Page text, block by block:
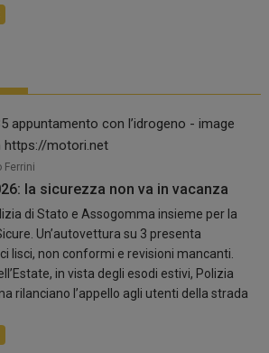
Ferrini
la sicurezza non va in vacanza
di Stato e Assogomma insieme per la
Un’autovettura su 3 presenta
lisci, non conformi e revisioni mancanti.
in vista degli esodi estivi, Polizia
rilanciano l’appello agli utenti della strada